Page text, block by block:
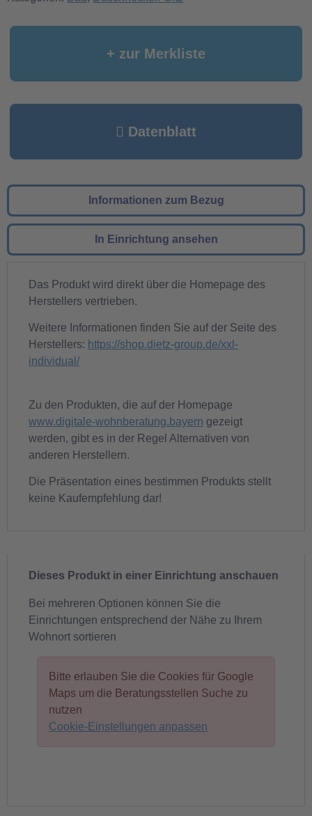
+ zur Merkliste
Datenblatt
Informationen zum Bezug
In Einrichtung ansehen
Das Produkt wird direkt über die Homepage des
Herstellers vertrieben.
Weitere Informationen finden Sie auf der Seite des
Herstellers: https://shop.dietz-group.de/xxl-
individual/
Zu den Produkten, die auf der Homepage
www.digitale-wohnberatung.bayern gezeigt
werden, gibt es in der Regel Alternativen von
anderen Herstellern.
Die Präsentation eines bestimmen Produkts stellt
keine Kaufempfehlung dar!
Dieses Produkt in einer Einrichtung anschauen
Bei mehreren Optionen können Sie die
Einrichtungen entsprechend der Nähe zu Ihrem
Wohnort sortieren
Bitte erlauben Sie die Cookies für Google
Maps um die Beratungsstellen Suche zu
nutzen
Cookie-Einstellungen anpassen